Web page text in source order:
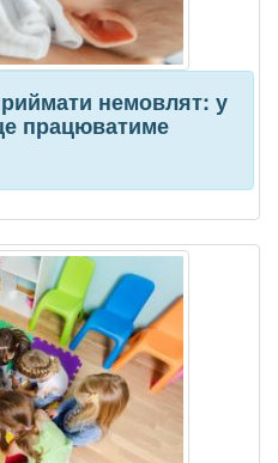
немовлят: у
працюватиме